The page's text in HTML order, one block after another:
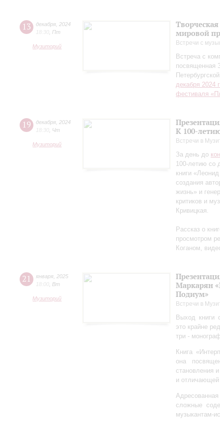
13 декабря 2024
18:30 Пт
Музиторий
мировой
Встречи с
Встреча с
посвященная
декабря 2024
фестиваля
19 декабря 2024
18:30 Чт
Музиторий
К 100-
Встречи в
За день до
100-летию со
книги
создания
жизнь» и
критиков и
Кривицкая.
Рассказ о
просмотром
Коганом,
21 января 2025
18:00 Вт
Музиторий
Маркарян
Подиум»
Встречи в
Выход книги
это крайне
три -
Книга
она
становления
и отличающей
сложные
музыкантам-